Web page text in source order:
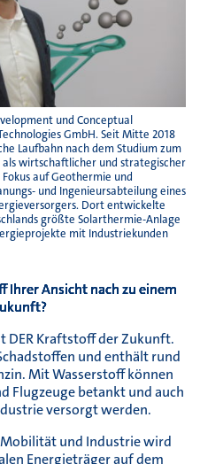
und Conceptual
GmbH. Seit Mitte 2018
Laufbahn nach dem Studium zum
wirtschaftlicher und strategischer
auf Geothermie und
und Ingenieursabteilung eines
Dort entwickelte
größte Solarthermie-Anlage
mit Industriekunden
Ihrer Ansicht nach zu einem
DER Kraftstoff der Zukunft.
und enthält rund
Mit Wasserstoff können
Flugzeuge betankt und auch
versorgt werden.
und Industrie wird
Energieträger auf dem